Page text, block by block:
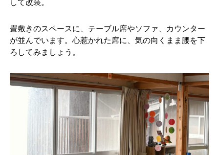
して改装。
畳敷きのスペースに、テーブル席やソファ、カウンター
が並んでいます。心惹かれた席に、気の向くまま腰を下
ろしてみましょう。